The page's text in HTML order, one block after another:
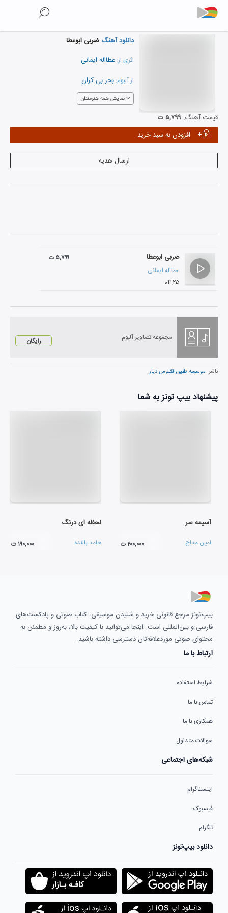
دانلود آهنگ ضربی ابوعطا
اثری از: عطااله ایمانی
از آلبوم: بحر بی کران
نمایش همه هنرمندان
قیمت آهنگ: ۵,۷۹۹ ت
افزودن به سبد خرید
ارسال هدیه
ضربی ابوعطا
عطااله ایمانی
۰۴:۲۵
۵,۷۹۹ ت
مجموعه تصاویر آلبوم رایگان
ناشر :موسسه طنین ققنوس دیار
پیشنهاد بیپ تونز به شما
آسیمه سر
امین مداح ۲۰۰,۰۰۰ ت
لحظه ای درنگ
حامد بالنده ۱۹۰,۰۰۰ ت
بیپ‌تونز مرجع قانونی خرید و شنیدن موسیقی، کتاب صوتی و پادکست‌های
فارسی و بین‌المللی است. اینجا می‌توانید با کیفیت بالا، به‌روز و مطمئن به
محتوای صوتی موردعلاقه‌تان دسترسی داشته باشید.
ارتباط با ما
شرایط استفاده
تماس با ما
همکاری با ما
سوالات متداول
شبکه‌های اجتماعی
اینستاگرام
فیسبوک
تلگرام
دانلود بیپ‌تونز